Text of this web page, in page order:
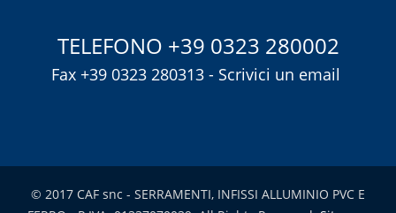
TELEFONO +39 0323 280002
Fax +39 0323 280313 - Scrivici un email
© 2017 CAF snc - SERRAMENTI, INFISSI ALLUMINIO PVC E